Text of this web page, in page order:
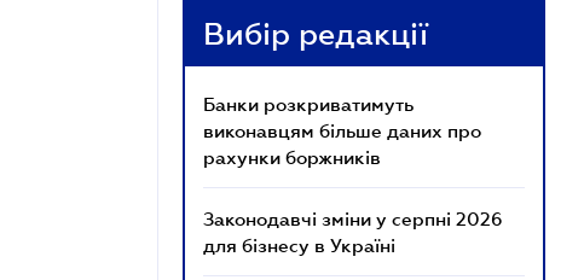
Вибір редакції
Банки розкриватимуть
виконавцям більше даних про
рахунки боржників
Законодавчі зміни у серпні 2026
для бізнесу в Україні